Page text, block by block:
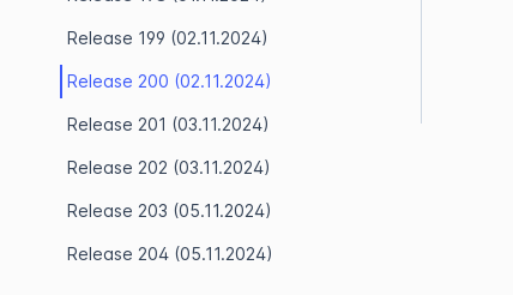
Release 199 (02.11.2024)
Release 200 (02.11.2024)
Release 201 (03.11.2024)
Release 202 (03.11.2024)
Release 203 (05.11.2024)
Release 204 (05.11.2024)